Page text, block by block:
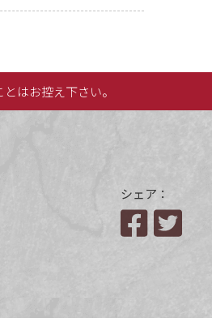
はお控え下さい。
シェア：
Facebook